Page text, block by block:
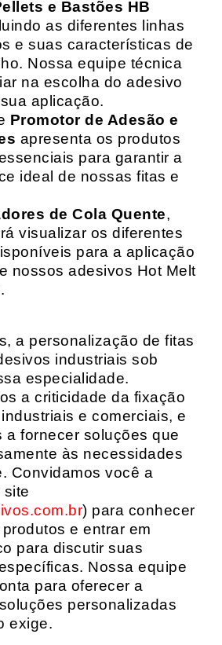
e Bastões HB
as diferentes linhas
e suas características de
Nossa equipe técnica
na escolha do adesivo
aplicação.
Promotor de Adesão e
apresenta os produtos
para garantir a
ideal de nossas fitas e
de Cola Quente,
visualizar os diferentes
para a aplicação
nossos adesivos Hot Melt
a personalização de fitas
industriais sob
especialidade.
a criticidade da fixação
e comerciais, e
a fornecer soluções que
às necessidades
Convidamos você a
site
) para conhecer
e entrar em
para discutir suas
Nossa equipe
para oferecer a
personalizadas
exige.